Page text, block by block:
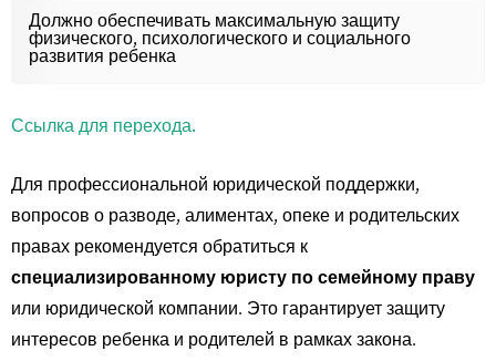
Должно обеспечивать максимальную защиту
физического, психологического и социального
развития ребенка
Ссылка для перехода.
Для профессиональной юридической поддержки,
вопросов о разводе, алиментах, опеке и родительских
правах рекомендуется обратиться к
специализированному юристу по семейному праву
или юридической компании. Это гарантирует защиту
интересов ребенка и родителей в рамках закона.